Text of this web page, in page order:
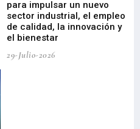
para impulsar un nuevo
sector industrial, el empleo
de calidad, la innovación y
el bienestar
29-Julio-2026